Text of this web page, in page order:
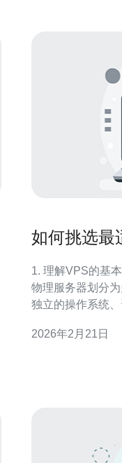
如何挑选最
1. 理解VPS的基本概念 VPS（虚拟私人服务
物理服务器划分
独立的操作系统
性和控制权。 2. 确定你的需求 在选择VPS服务方案之前，
2026年2月21日